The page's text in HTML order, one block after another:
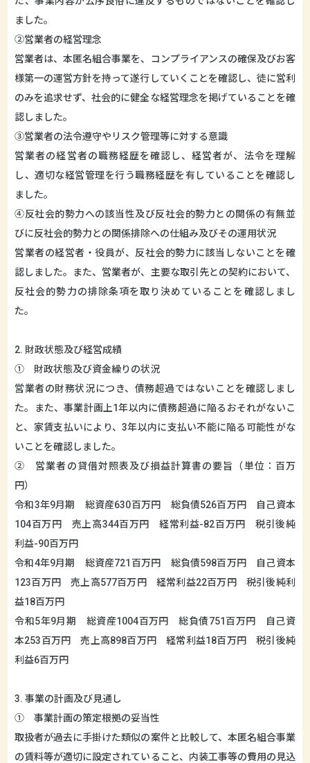
ました。
②営業者の経営理念
営業者は、本匿名組合事業を、コンプライアンスの確保及びお客
様第一の運営方針を持って遂行していくことを確認し、徒に営利
のみを追求せず、社会的に健全な経営理念を掲げていることを確
認しました。
③営業者の法令遵守やリスク管理等に対する意識
営業者の経営者の職務経歴を確認し、経営者が、法令を理解
し、適切な経営管理を行う職務経歴を有していることを確認し
ました。
④反社会的勢力への該当性及び反社会的勢力との関係の有無並
びに反社会的勢力との関係排除への仕組み及びその運用状況
営業者の経営者・役員が、反社会的勢力に該当しないことを確
認しました。また、営業者が、主要な取引先との契約において、
反社会的勢力の排除条項を取り決めていることを確認しまし
た。
2. 財政状態及び経営成績
① 財政状態及び資金繰りの状況
営業者の財務状況につき、債務超過ではないことを確認しまし
た。また、事業計画上1年以内に債務超過に陥るおそれがないこ
と、家賃支払いにより、3年以内に支払い不能に陥る可能性がな
いことを確認しました。
② 営業者の貸借対照表及び損益計算書の要旨（単位：百万
円）
令和3年9月期 総資産630百万円 総負債526百万円 自己資本
104百万円 売上高344百万円 経常利益-82百万円 税引後純
利益-90百万円
令和4年9月期 総資産721百万円 総負債598百万円 自己資本
123百万円 売上高577百万円 経常利益22百万円 税引後純利
益18百万円
令和5年9月期 総資産1004百万円 総負債751百万円 自己資
本253百万円 売上高898百万円 経常利益18百万円 税引後純
利益6百万円
3. 事業の計画及び見通し
① 事業計画の策定根拠の妥当性
取扱者が過去に手掛けた類似の案件と比較して、本匿名組合事業
の賃料等が適切に設定されていること、内装工事等の費用の見込